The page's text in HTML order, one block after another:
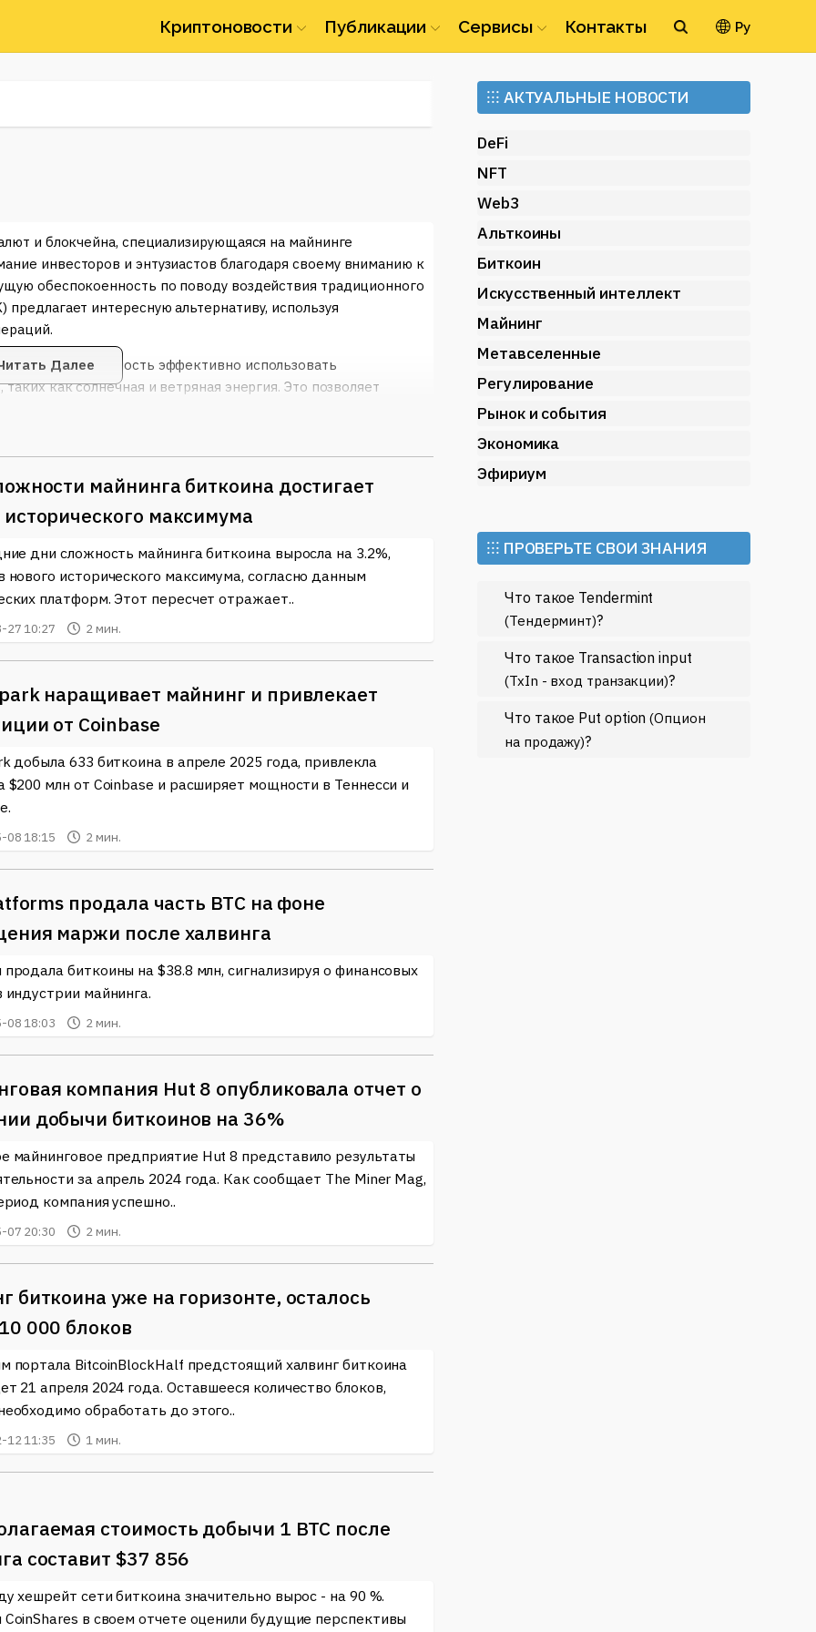
Криптоновости Публикации Сервисы Контакты Ру
Ethereum (ETH)
и блокчейна, специализирующаяся на майнинге
инвесторов и энтузиастов благодаря своему вниманию к
обеспокоенность по поводу воздействия традиционного
интересную альтернативу, используя
его способность эффективно использовать
как солнечная и ветряная энергия. Это позволяет
защите окружающей среды, но и позволяет экономить
и многие люди начинают замечать, как технологии могут
работает над тем, чтобы показать, как
прибыль, но и заботиться о планете. Использование
для инвесторов, стремящихся
отслеживать участие компании в современных
Существует возможность следить за графиками
как именно работает компания и какие инициативы
и событий в мире CleanSpark (CLSK) и технологии
найдете свежие обновления и интересные факты о
Это идеальное место для тех, кто хочет быть на
и майнинга.
Далее
майнинга биткоина достигает
исторического максимума
дни сложность майнинга биткоина выросла на 3.2%,
нового исторического максимума, согласно данным
платформ. Этот пересчет отражает..
27 10:27 2 мин.
наращивает майнинг и привлекает
от Coinbase
добыла 633 биткоина в апреле 2025 года, привлекла
$200 млн от Coinbase и расширяет мощности в Теннесси и
08 18:15 2 мин.
продала часть BTC на фоне
маржи после халвинга
биткоины на $38.8 млн, сигнализируя о финансовых
индустрии майнинга.
08 18:03 2 мин.
компания Hut 8 опубликовала отчет о
добычи биткоинов на 36%
майнинговое предприятие Hut 8 представило результаты
за апрель 2024 года. Как сообщает The Miner Mag,
компания успешно..
07 20:30 2 мин.
биткоина уже на горизонте, осталось
000 блоков
портала BitcoinBlockHalf предстоящий халвинг биткоина
21 апреля 2024 года. Оставшееся количество блоков,
обработать до этого..
12 11:35 1 мин.
стоимость добычи 1 BTC после
составит $37 856
хешрейт сети биткоина значительно вырос - на 90 %.
в своем отчете оценили будущие перспективы
⁝⁝⁝ АКТУАЛЬНЫЕ НОВОСТИ
DeFi
NFT
Web3
Альткоины
Биткоин
Искусственный интеллект
Майнинг
Метавселенные
Регулирование
Рынок и события
Экономика
Эфириум
⁝⁝⁝ ПРОВЕРЬТЕ СВОИ ЗНАНИЯ
Что такое Tendermint
(Тендерминт)?
Что такое Transaction input
(TxIn - вход транзакции)?
Что такое Put option(Опцион
на продажу)?